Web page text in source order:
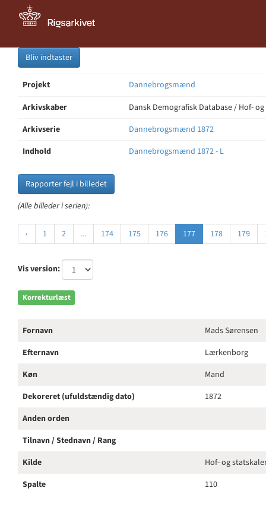
Bliv indtaster
Projekt
Dannebrogsmænd
Arkivskaber
Dansk Demografisk Database / Hof-
Arkivserie
Dannebrogsmænd 1872
Indhold
Dannebrogsmænd 1872 - L
Rapporter fejl i billedet
(Alle billeder i serien):
‹ 1 2 ... 174 175 176 177 178 179
Vis version:
Korrekturlæst
Fornavn
Mads Sørensen
Efternavn
Lærkenborg
Køn
Mand
Dekoreret (ufuldstændig dato)
1872
Anden orden
Tilnavn / Stednavn / Rang
Kilde
Hof- og
Spalte
110